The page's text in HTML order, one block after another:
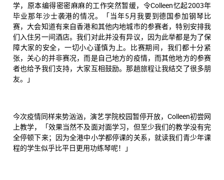
学，原本编得密密麻麻的工作突然暂缓，令Colleen忆起2003年
毕业那年沙士袭港的情况。「当年5月我要到德国参加钢琴比
赛，大会知道有来自香港和其他内地城市的参赛者，特别安排我
们入住另一间酒店。我们对此并没有异议，因为此举都是为了保
障大家的安全，一切小心谨慎为上。比赛期间，我们都十分紧
张，关心的并非赛况，而是自己地方的疫情，而其他地方的参赛
者也给予我们支持，大家互相鼓励。那趟旅程让我结交了很多朋
友。」
今次疫情同样来势汹汹，演艺学院校园暂停开放，Colleen初尝网
上教学，「效果当然不及面对面学习，但至少我们的教学没有完
全停顿下来；因为全港中小学都停课的关系，就读我们青少年课
程的学生似乎比平日更用功练琴呢！」